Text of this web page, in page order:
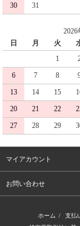
30
31
2026
日
月 火
1
6
7 8
13
14 15
20
21 22
27
28 29
マイアカウント
お問い合わせ
ホーム / 支払